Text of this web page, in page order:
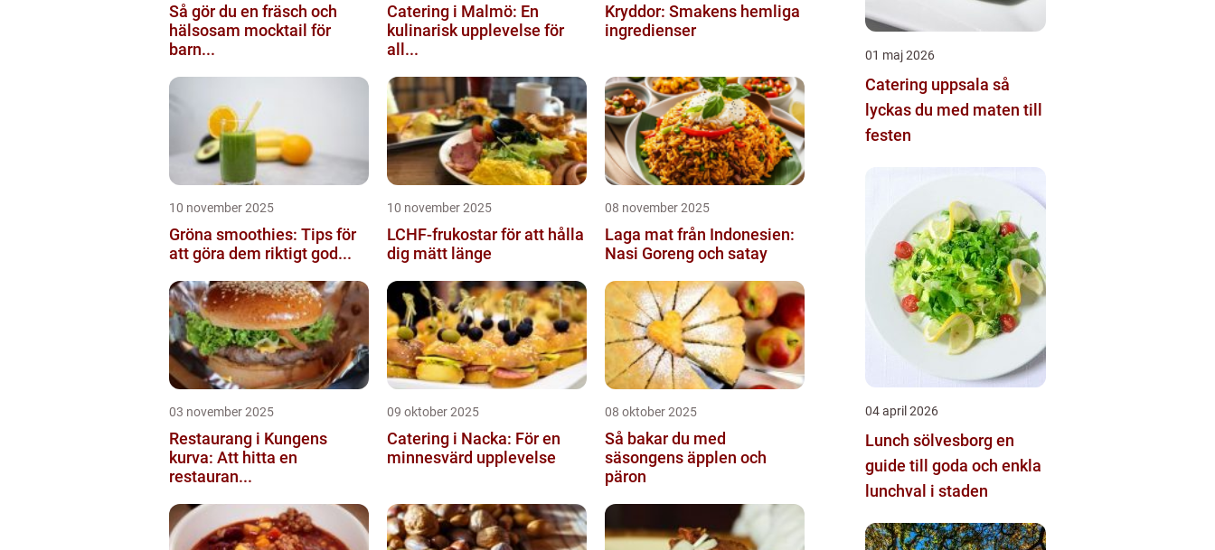
Så gör du en fräsch och
hälsosam mocktail för
barn...
Catering i Malmö: En
kulinarisk upplevelse för
all...
Kryddor: Smakens hemliga
ingredienser
10 november 2025
Gröna smoothies: Tips för
att göra dem riktigt god...
10 november 2025
LCHF-frukostar för att hålla
dig mätt länge
08 november 2025
Laga mat från Indonesien:
Nasi Goreng och satay
03 november 2025
Restaurang i Kungens
kurva: Att hitta en
restauran...
09 oktober 2025
Catering i Nacka: För en
minnesvärd upplevelse
08 oktober 2025
Så bakar du med
säsongens äpplen och
päron
01 maj 2026
Catering uppsala så
lyckas du med maten till
festen
04 april 2026
Lunch sölvesborg en
guide till goda och enkla
lunchval i staden